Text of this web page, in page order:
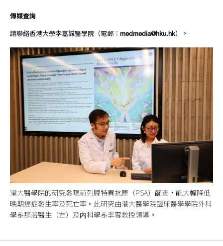
傳媒查詢
請聯絡香港大學李嘉誠醫學院（電郵︰ medmedia@hku.hk）。
港大醫學院的研究發現前列腺特異抗原（PSA）篩查，能大幅降低
晚期癌症發生率及死亡率。此研究由港大醫學院臨床醫學學院外科
學系那溶醫生（左）及内科學系李雪教授領導。